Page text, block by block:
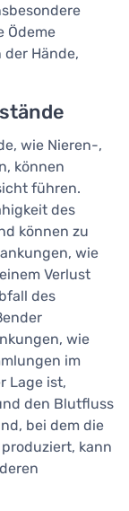
Ödeme
Hände,
wie Nieren-,
können
führen.
des
können zu
wie
Verlust
des
wie
im
Lage ist,
den Blutfluss
bei dem die
kann